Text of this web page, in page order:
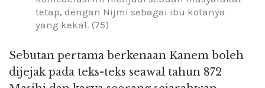
tetap, dengan Nijmi sebagai ibu kotanya
yang kekal. (75)
Sebutan pertama berkenaan Kanem boleh
dijejak pada teks-teks seawal tahun 872